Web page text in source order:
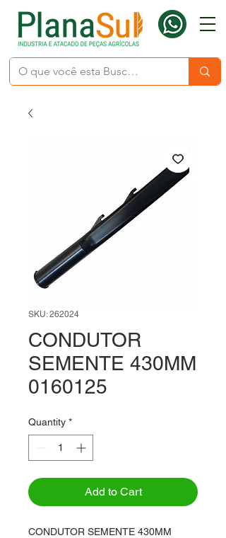
SKU: 262024
CONDUTOR
SEMENTE 430MM
0160125
Quantity *
Add to Cart
CONDUTOR SEMENTE 430MM